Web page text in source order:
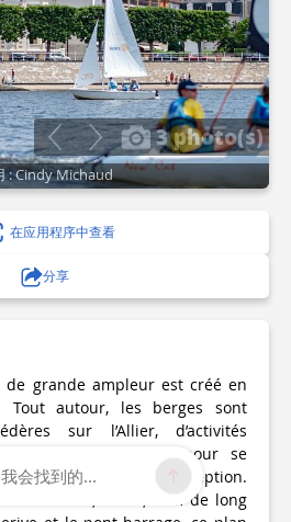
3 photo(s)
: Cindy Michaud
在应用程序中查看
分享
grande ampleur est créé en
Tout autour, les berges sont
sur l’Allier, d’activités
et de guinguettes pour se
dans un cadre d’exception.
hectares, sur 2,5 km de long
会找到的...